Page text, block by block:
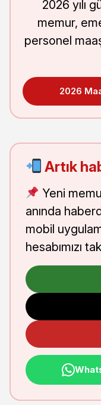
2026 yılı
memur,
personel
2026
Artık
Yeni
anında
mobil
hesabımızı